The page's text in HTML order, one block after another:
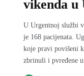
vikenda u
U Urgentnoj službi
je 168 pacijenata.
koje pravi povišeni
zbrinuli i pvređene u